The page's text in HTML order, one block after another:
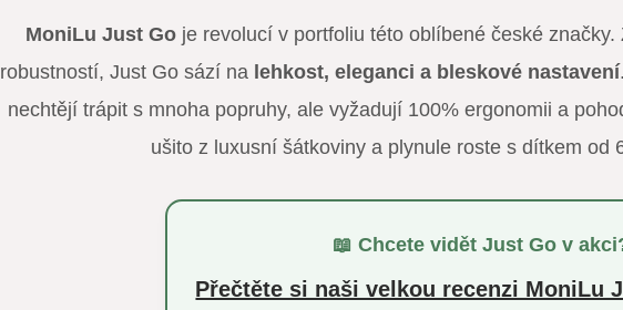
MoniLu Just Go je revolucí v portfoliu této oblíbené české
robustností, Just Go sází na lehkost, eleganci a bleskové nastavení
nechtějí trápit s mnoha popruhy, ale vyžadují 100% ergonomii a
ušito z luxusní šátkoviny a plynule roste s dítkem od
📖 Chcete vidět Just Go v
Přečtěte si naši velkou recenzi MoniLu